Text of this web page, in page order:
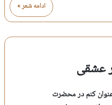
ادامه شعر »
عشقی
کنم در محضرت